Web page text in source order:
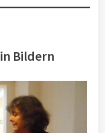
Bildern